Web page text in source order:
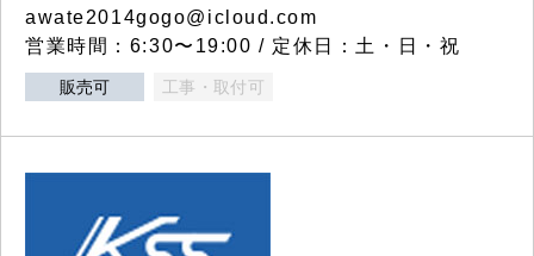
awate2014gogo@icloud.com
営業時間：6:30〜19:00 / 定休日：土・日・祝
販売可 工事・取付可